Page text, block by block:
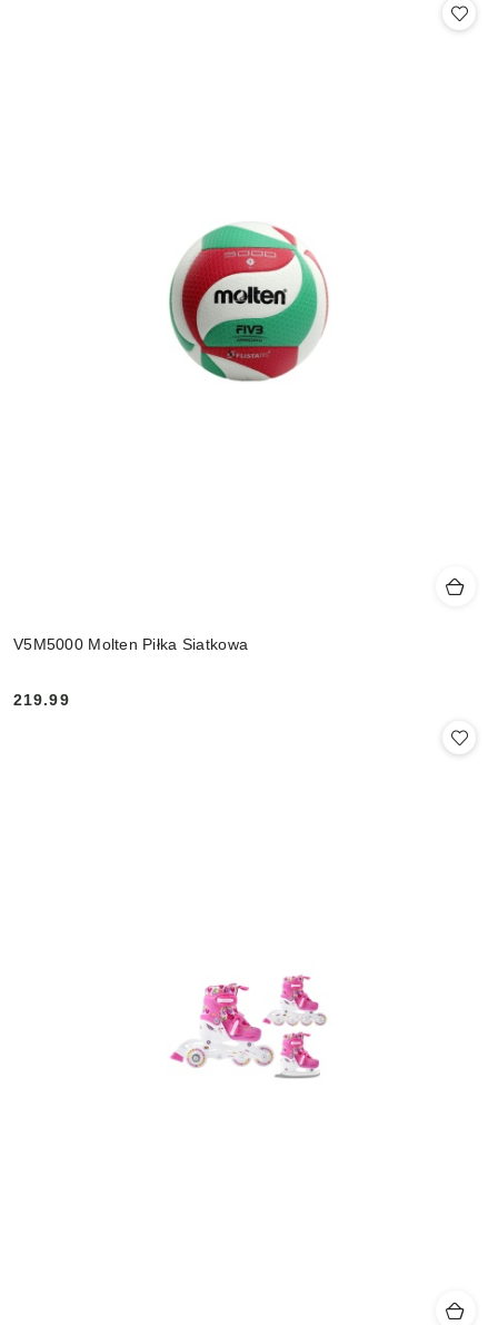
V5M5000 Molten Piłka Siatkowa
Cena:
219.99